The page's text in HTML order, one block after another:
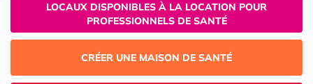
LOCAUX DISPONIBLES À LA LOCATION POUR
PROFESSIONNELS DE SANTÉ
CRÉER UNE MAISON DE SANTÉ